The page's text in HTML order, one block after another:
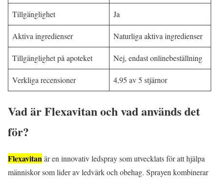
Tillgänglighet Ja
Aktiva ingredienser Naturliga aktiva ingredienser
Tillgänglighet på apoteket Nej, endast onlinebeställning
Verkliga recensioner 4,95 av 5 stjärnor
Vad är Flexavitan och vad används det
för?
Flexavitan är en innovativ ledspray som utvecklats för att hjälpa
människor som lider av ledvärk och obehag. Sprayen kombinerar